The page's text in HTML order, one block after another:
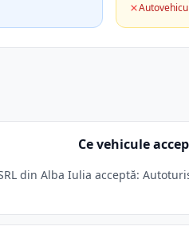
Ce vehicule
SRL din Alba Iulia acceptă: